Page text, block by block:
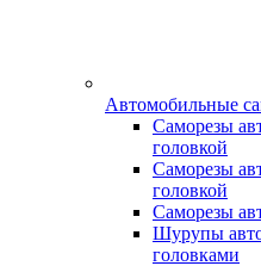
Автомобильные
Саморезы
головкой
Саморезы
головкой
Саморезы
Шурупы
головками